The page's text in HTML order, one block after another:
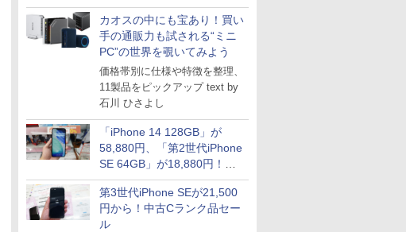
システム」
カオスの中にも宝あり！買い
手の通販力も試される“ミニ
PC”の世界を覗いてみよう
価格帯別に仕様や特徴を整理、
11製品をピックアップ text by
石川 ひさよし
「iPhone 14 128GB」が
58,880円、「第2世代iPhone
SE 64GB」が18,880円！中
古Bランク品セール
第3世代iPhone SEが21,500
円から！中古Cランク品セー
ル